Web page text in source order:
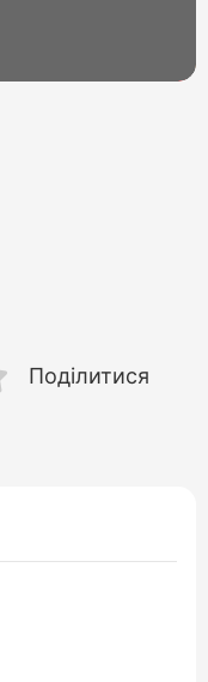
Поділитися